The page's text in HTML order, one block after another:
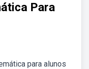
Para
para alunos